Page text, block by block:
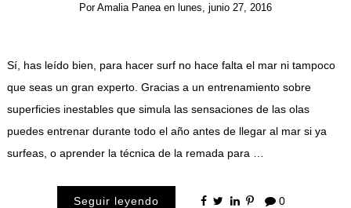
PorAmalia Panea en lunes, junio 27, 2016
Sí, has leído bien, para hacer surf no hace falta el mar ni tampoco
que seas un gran experto. Gracias a un entrenamiento sobre
superficies inestables que simula las sensaciones de las olas
puedes entrenar durante todo el año antes de llegar al mar si ya
surfeas, o aprender la técnica de la remada para …
Seguir leyendo 0